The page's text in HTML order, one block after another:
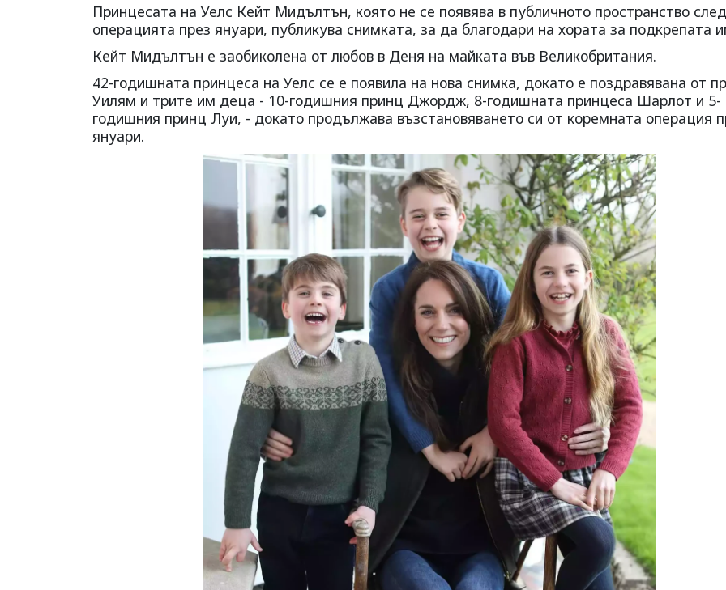
Принцесата на Уелс Кейт Мидълтън, която не се появява в публичното пространство след
операцията през януари, публикува снимката, за да благодари на хората за подкрепата
Кейт Мидълтън е заобиколена от любов в Деня на майката във Великобритания.
42-годишната принцеса на Уелс се е появила на нова снимка, докато е поздравявана от
Уилям и трите им деца - 10-годишния принц Джордж, 8-годишната принцеса Шарлот и 5-
годишния принц Луи, - докато продължава възстановяването си от коремната операция
януари.